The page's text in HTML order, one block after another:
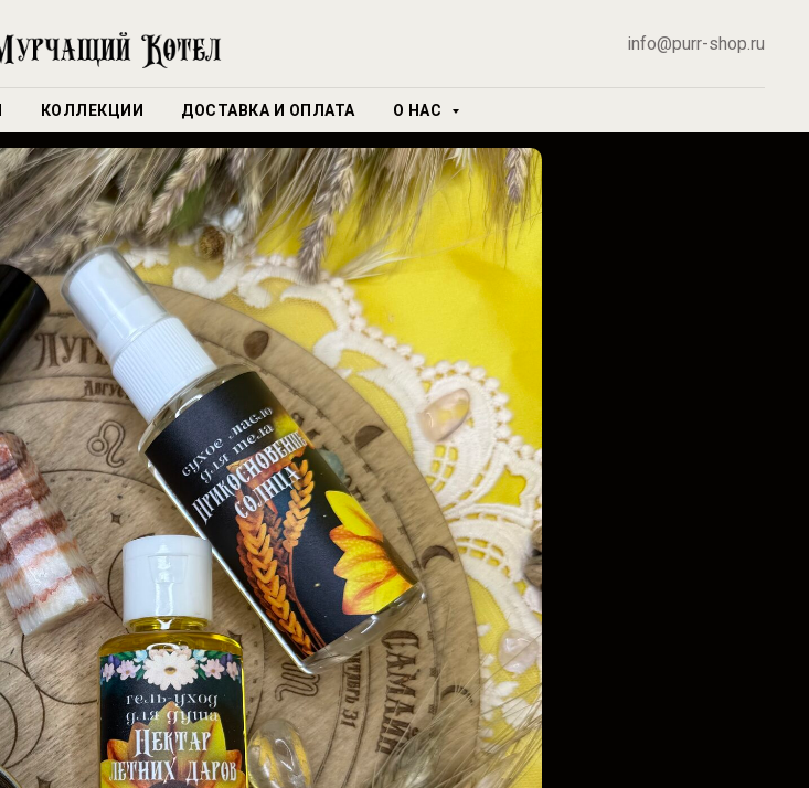
info@purr-shop.ru
КОЛЛЕКЦИИ ДОСТАВКА И ОПЛАТА О НАС